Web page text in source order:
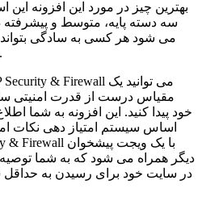
بهترین چیز در مورد این افزونه
سه دسته پایه، متوسط و
می شود هر کسی به سادگی بتواند
شکستن وب سایت، فعال کند.
مقیاس درست از قدرت امنیتی
خود پیدا کنید. این افزونه به شما
اساس سیستم امتیاز دهی نکات
دیگر همراه می شود که به شما
در سایت خود برای رسیدن به